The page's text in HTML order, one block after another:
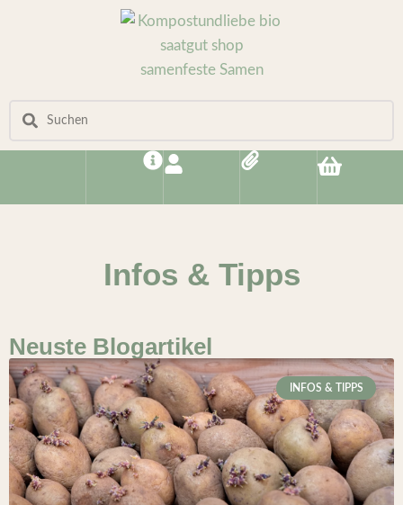
Infos & Tipps
Neuste Blogartikel
INFOS & TIPPS